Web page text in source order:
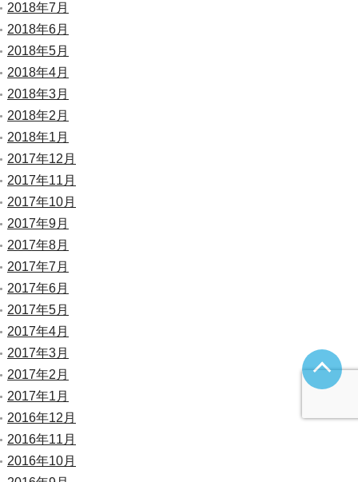
2018年7月
2018年6月
2018年5月
2018年4月
2018年3月
2018年2月
2018年1月
2017年12月
2017年11月
2017年10月
2017年9月
2017年8月
2017年7月
2017年6月
2017年5月
2017年4月
2017年3月
2017年2月
2017年1月
2016年12月
2016年11月
2016年10月